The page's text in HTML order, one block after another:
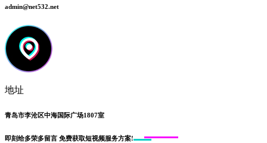
admin@net532.net
地址
青岛市李沧区中海国际广场1807室
即刻给多荣多留言 免费获取短视频服务方案!